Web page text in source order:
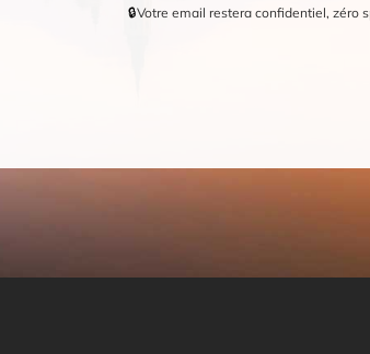
🔒Votre email restera confidentiel, zéro